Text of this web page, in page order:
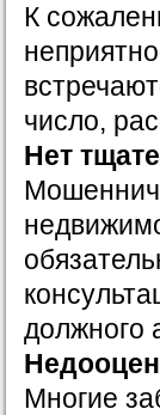
К
число,
Нет
должного
Многие